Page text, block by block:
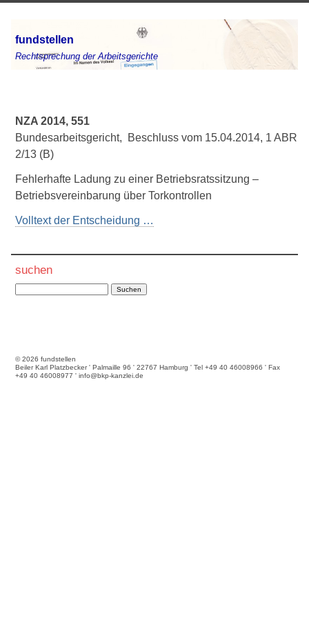
fundstellen
Rechtsprechung der Arbeitsgerichte
NZA 2014, 551
Bundesarbeitsgericht, Beschluss vom 15.04.2014, 1 ABR
2/13 (B)
Fehlerhafte Ladung zu einer Betriebsratssitzung –
Betriebsvereinbarung über Torkontrollen
Volltext der Entscheidung …
suchen
© 2026 fundstellen
Beiler Karl Platzbecker ' Palmaille 96 ' 22767 Hamburg ' Tel +49 40 46008966 ' Fax
+49 40 46008977 ' info@bkp-kanzlei.de